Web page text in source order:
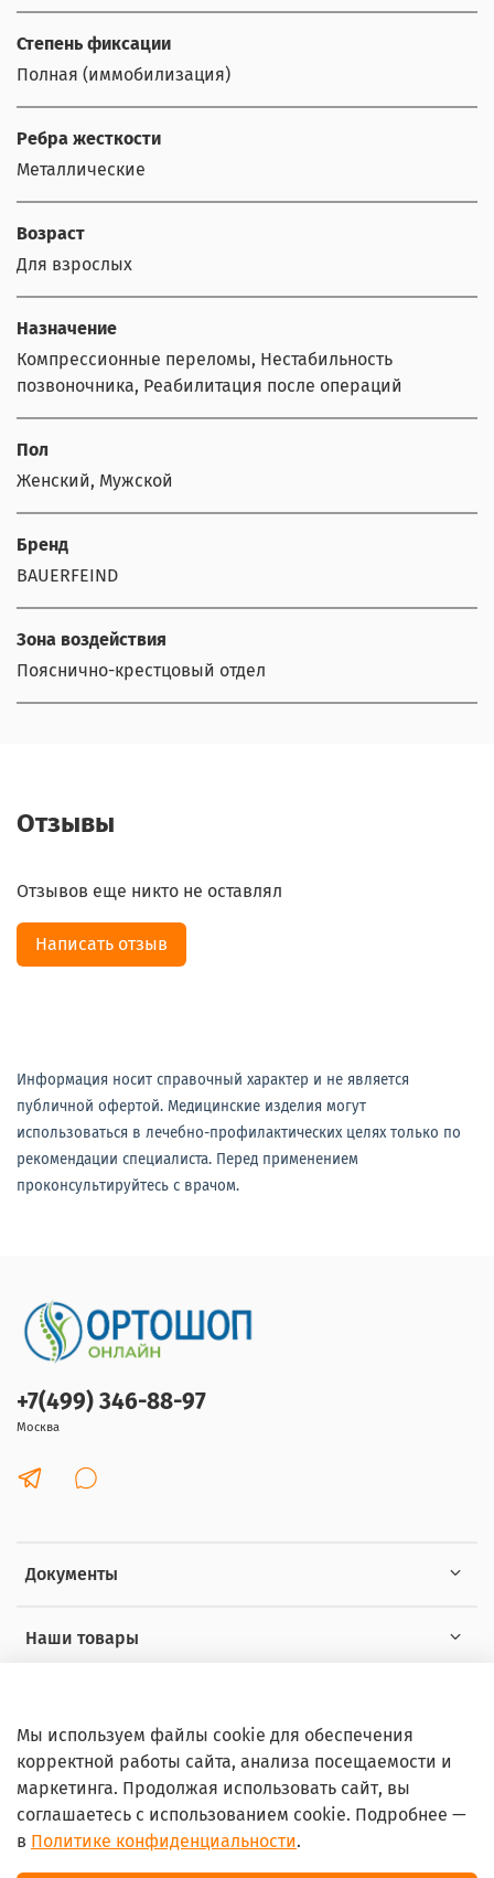
Степень фиксации
Полная (иммобилизация)
Ребра жесткости
Металлические
Возраст
Для взрослых
Назначение
Компрессионные переломы, Нестабильность
позвоночника, Реабилитация после операций
Пол
Женский, Мужской
Бренд
BAUERFEIND
Зона воздействия
Пояснично-крестцовый отдел
Отзывы
Отзывов еще никто не оставлял
Написать отзыв
Информация носит справочный характер и не является
публичной офертой. Медицинские изделия могут
использоваться в лечебно-профилактических целях только по
рекомендации специалиста. Перед применением
проконсультируйтесь с врачом.
Документы
Наши товары
+7(499) 346-88-97
Москва
© 2026 Любое использование контента без письменного
Мы используем файлы cookie для обеспечения
корректной работы сайта, анализа посещаемости и
маркетинга. Продолжая использовать сайт, вы
соглашаетесь с использованием cookie. Подробнее —
в Политике конфиденциальности.